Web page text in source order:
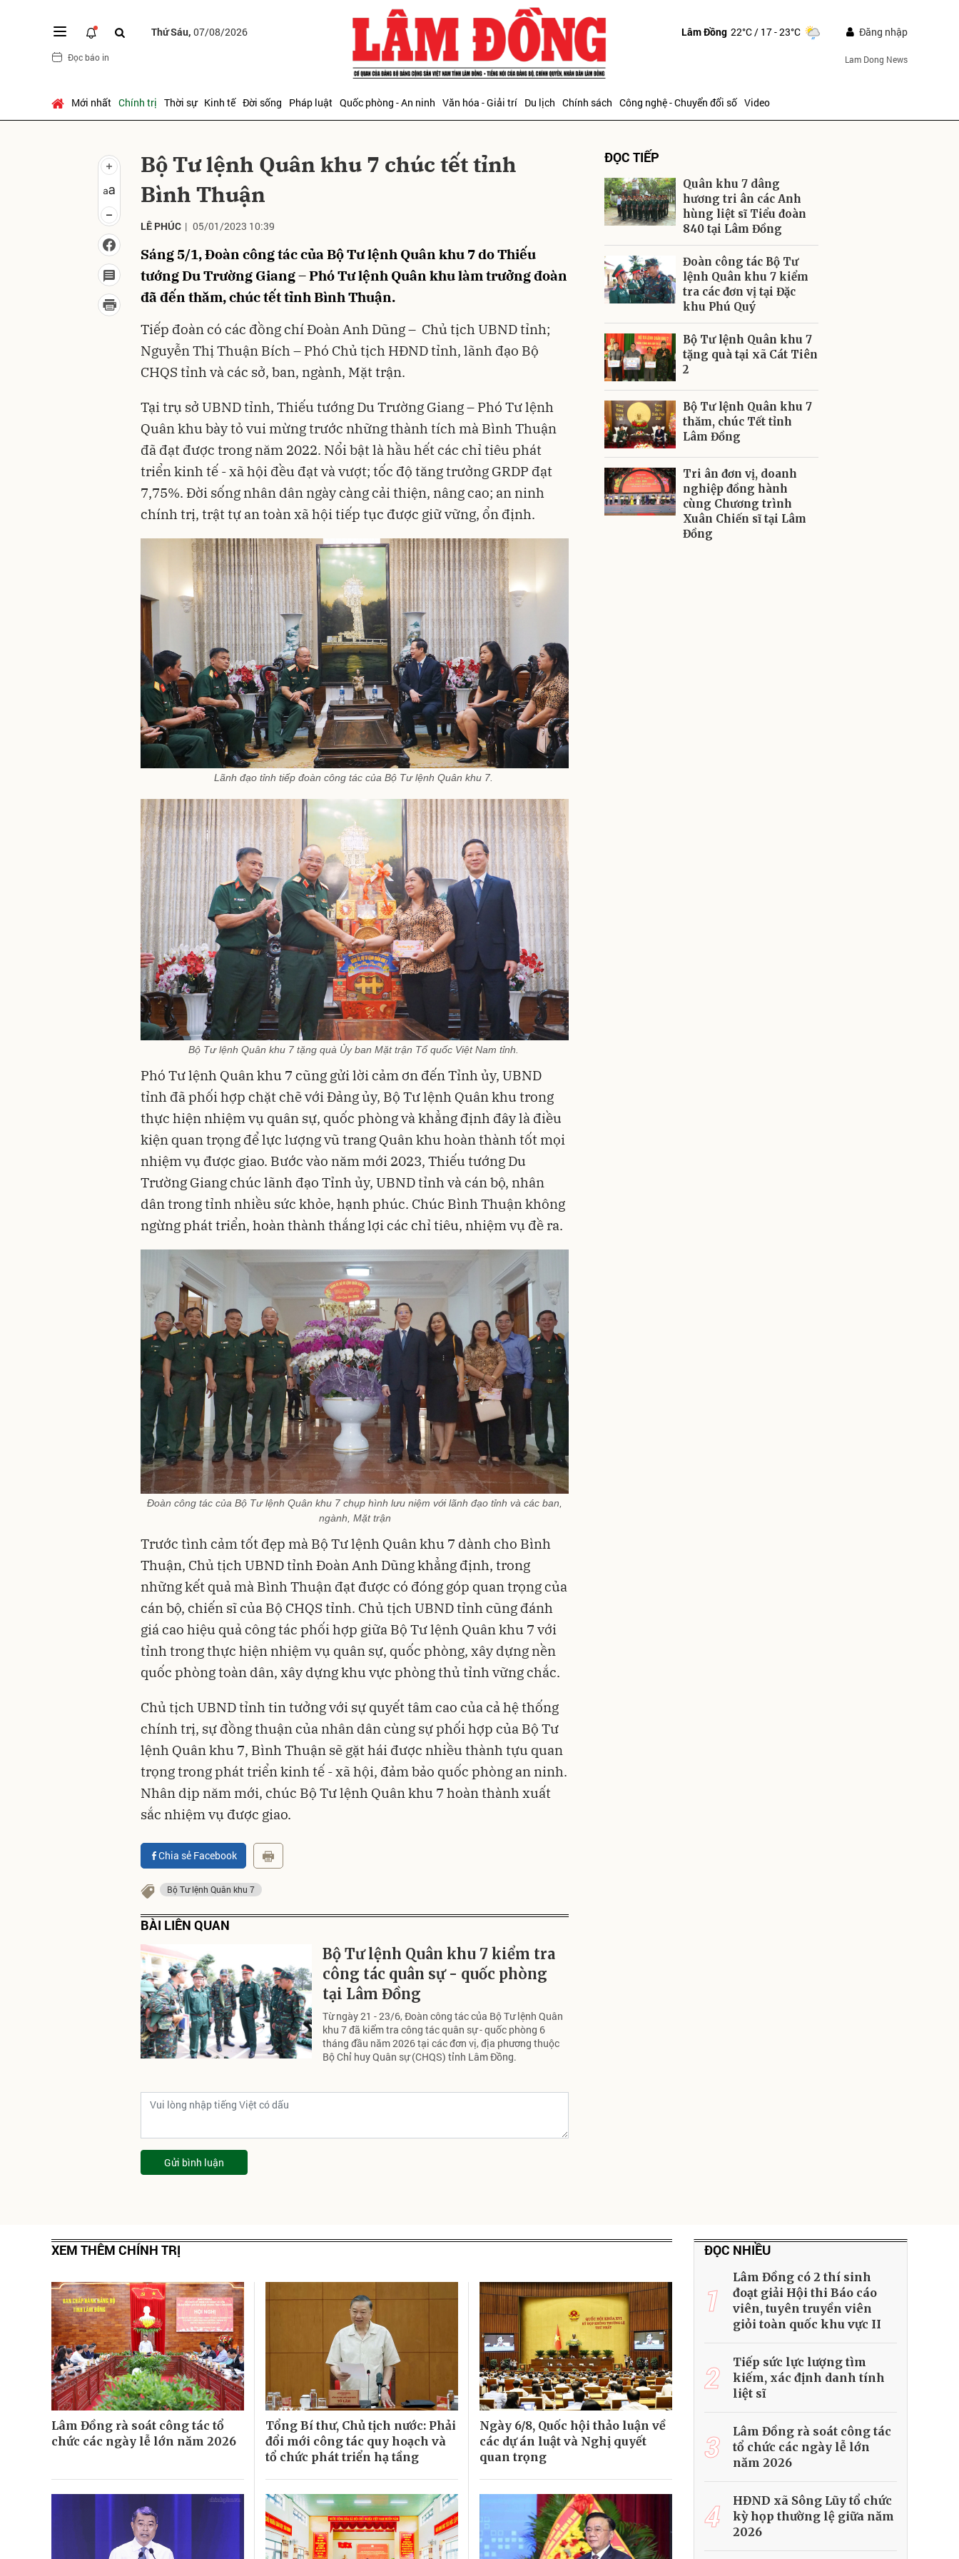
Thứ Sáu, 07/08/2026
Đọc báo in
Lâm Đồng 22°C/ 17 - 23°C Đăng nhập
Lam Dong News
Mới nhất Chính trị Thời sự Kinh tế Đời sống Pháp luật Quốc phòng - An ninh Văn hóa - Giải trí Du lịch Chính sách Công nghệ - Chuyển đổi số Video
Bộ Tư lệnh Quân khu 7 chúc tết tỉnh
Bình Thuận
LÊ PHÚC | 05/01/2023 10:39
Sáng 5/1, Đoàn công tác của Bộ Tư lệnh Quân khu 7 do Thiếu
tướng Du Trường Giang – Phó Tư lệnh Quân khu làm trưởng đoàn
đã đến thăm, chúc tết tỉnh Bình Thuận.
Tiếp đoàn có các đồng chí Đoàn Anh Dũng – Chủ tịch UBND tỉnh;
Nguyễn Thị Thuận Bích – Phó Chủ tịch HĐND tỉnh, lãnh đạo Bộ
CHQS tỉnh và các sở, ban, ngành, Mặt trận.
Tại trụ sở UBND tỉnh, Thiếu tướng Du Trường Giang – Phó Tư lệnh
Quân khu bày tỏ vui mừng trước những thành tích mà Bình Thuận
đã đạt được trong năm 2022. Nổi bật là hầu hết các chỉ tiêu phát
triển kinh tế - xã hội đều đạt và vượt; tốc độ tăng trưởng GRDP đạt
7,75%. Đời sống nhân dân ngày càng cải thiện, nâng cao; an ninh
chính trị, trật tự an toàn xã hội tiếp tục được giữ vững, ổn định.
Lãnh đạo tỉnh tiếp đoàn công tác của Bộ Tư lệnh Quân khu 7.
Bộ Tư lệnh Quân khu 7 tặng quà Ủy ban Mặt trận Tổ quốc Việt Nam tỉnh.
Phó Tư lệnh Quân khu 7 cũng gửi lời cảm ơn đến Tỉnh ủy, UBND
tỉnh đã phối hợp chặt chẽ với Đảng ủy, Bộ Tư lệnh Quân khu trong
thực hiện nhiệm vụ quân sự, quốc phòngvà khẳng định đây là điều
kiện quan trọng đểlực lượng vũ trang Quân khu hoàn thành tốt mọi
nhiệm vụ được giao. Bước vào năm mới 2023, Thiếu tướng Du
Trường Giang chúc lãnh đạo Tỉnh ủy, UBND tỉnh và cán bộ, nhân
dântrongtỉnh nhiều sức khỏe, hạnh phúc. Chúc Bình Thuận không
ngừngphát triển, hoàn thành thắng lợi các chỉ tiêu, nhiệm vụ đề ra.
Đoàn công tác của Bộ Tư lệnh Quân khu 7 chụp hình lưu niệm với lãnh đạo tỉnh và các ban,
ngành, Mặt trận
Trước tình cảm tốt đẹp mà Bộ Tư lệnh Quân khu 7 dành cho Bình
Thuận, Chủ tịch UBNDtỉnh Đoàn Anh Dũngkhẳng định, trong
những kết quả mà Bình Thuận đạt được có đóng góp quan trọng của
cán bộ, chiến sĩ của Bộ CHQS tỉnh. Chủ tịch UBND tỉnh cũng đánh
giá cao hiệu quả công tác phối hợp giữa Bộ Tư lệnh Quân khu 7 với
tỉnh trong thực hiện nhiệm vụ quân sự, quốc phòng, xây dựng nền
quốc phòng toàn dân, xây dựng khu vực phòng thủ tỉnh vững chắc.
Chủ tịch UBND tỉnh tin tưởng với sự quyết tâm cao của cả hệ thống
chính trị, sự đồng thuận của nhân dân cùng sựphối hợp của Bộ Tư
lệnh Quân khu 7, Bình Thuận sẽ gặt hái được nhiều thành tựu quan
trọng trongphát triển kinh tế - xã hội, đảm bảo quốc phòng an ninh.
Nhân dịp năm mới, chúc Bộ Tư lệnh Quân khu 7 hoàn thành xuất
sắc nhiệm vụ được giao.
Chia sẻ Facebook
Bộ Tư lệnh Quân khu 7
BÀI LIÊN QUAN
Bộ Tư lệnh Quân khu 7 kiểm tra
công tác quân sự - quốc phòng
tại Lâm Đồng
Từ ngày 21 - 23/6, Đoàn công tác của Bộ Tư lệnh Quân
khu 7 đã kiểm tra công tác quân sự - quốc phòng 6
tháng đầu năm 2026 tại các đơn vị, địa phương thuộc
Bộ Chỉ huy Quân sự (CHQS) tỉnh Lâm Đồng.
Gửi bình luận
ĐỌC TIẾP
Quân khu 7 dâng
hương tri ân các Anh
hùng liệt sĩ Tiểu đoàn
840 tại Lâm Đồng
Đoàn công tác Bộ Tư
lệnh Quân khu 7 kiểm
tra các đơn vị tại Đặc
khu Phú Quý
Bộ Tư lệnh Quân khu 7
tặng quà tại xã Cát Tiên
2
Bộ Tư lệnh Quân khu 7
thăm, chúc Tết tỉnh
Lâm Đồng
Tri ân đơn vị, doanh
nghiệp đồng hành
cùng Chương trình
Xuân Chiến sĩ tại Lâm
Đồng
XEM THÊM CHÍNH TRỊ
Lâm Đồng rà soát công tác tổ
chức các ngày lễ lớn năm 2026
Tổng Bí thư, Chủ tịch nước: Phải
đổi mới công tác quy hoạch và
tổ chức phát triển hạ tầng
Ngày 6/8, Quốc hội thảo luận về
các dự án luật và Nghị quyết
quan trọng
ĐỌC NHIỀU
1
Lâm Đồng có 2 thí sinh
đoạt giải Hội thi Báo cáo
viên, tuyên truyền viên
giỏi toàn quốc khu vực II
2
Tiếp sức lực lượng tìm
kiếm, xác định danh tính
liệt sĩ
3
Lâm Đồng rà soát công tác
tổ chức các ngày lễ lớn
năm 2026
4
HĐND xã Sông Lũy tổ chức
kỳ họp thường lệ giữa năm
2026
Gửi bình luận